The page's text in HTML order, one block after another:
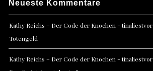
Neueste Kommentare
Kathy Reichs – Der Code der Knochen - tinaliestvor
Totengeld
Kathy Reichs – Der Code der Knochen - tinaliestvor